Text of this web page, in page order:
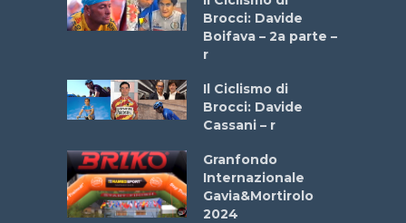
Brocci: Davide
Boifava – 2a parte –
r
Il Ciclismo di
Brocci: Davide
Cassani – r
Granfondo
Internazionale
Gavia&Mortirolo
2024